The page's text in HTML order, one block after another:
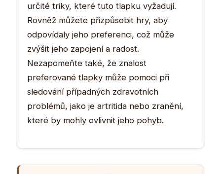
určité triky, které tuto tlapku vyžadují.
Rovněž můžete přizpůsobit hry, aby
odpovídaly jeho preferenci, což může
zvýšit jeho zapojení a radost.
Nezapomeňte také, že znalost
preferované tlapky může pomoci při
sledování případných zdravotních
problémů, jako je artritida nebo zranění,
které by mohly ovlivnit jeho pohyb.